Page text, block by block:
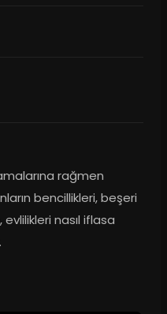
rağmen
bencillikleri, beşeri
evlilikleri nasıl iflasa